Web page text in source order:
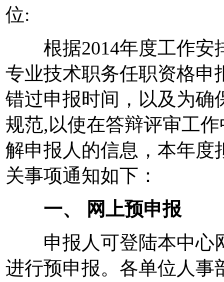
位:
根据2014年度工作安
专业技术职务任职资格申
错过申报时间，以及为确
规范,以使在答辩评审工
解申报人的信息，本年度
关事项通知如下：
一、 网上预申报
申报人可登陆本中心网
进行预申报。各单位人事